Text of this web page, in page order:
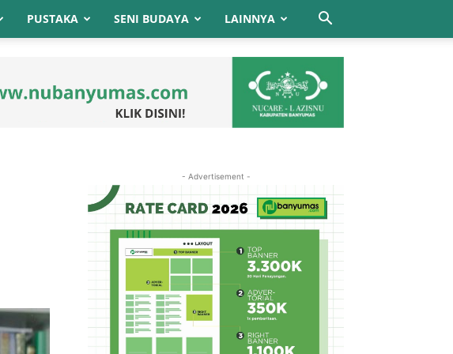
PUSTAKA SENI BUDAYA LAINNYA
- Advertisement -